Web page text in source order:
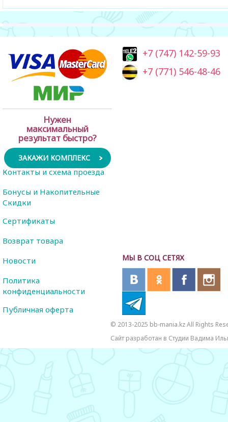
Нужен
максимальный
результат быстро?
ЗАКАЖИ КОМПЛЕКС
+7 (747) 142-59-93
+7 (771) 546-48-46
МЫ В СОЦ СЕТЯХ
Контакты и схема проезда
Бонусы и Накопительные
Скидки
Сертификаты
Возврат товара
Новости
Политика
конфиденциальности
Публичная оферта
© 2013-2025 bb-mania.kz All Rights
Сайт разработан в Студии Вадима